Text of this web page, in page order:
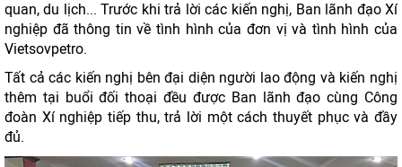
quan, du lịch... Trước khi trả lời các kiến nghị, Ban lãnh đạo Xí
nghiệp đã thông tin về tình hình của đơn vị và tình hình của
Vietsovpetro.
Tất cả các kiến nghị bên đại diện người lao động và kiến nghị
thêm tại buổi đối thoại đều được Ban lãnh đạo cùng Công
đoàn Xí nghiệp tiếp thu, trả lời một cách thuyết phục và đầy
đủ.